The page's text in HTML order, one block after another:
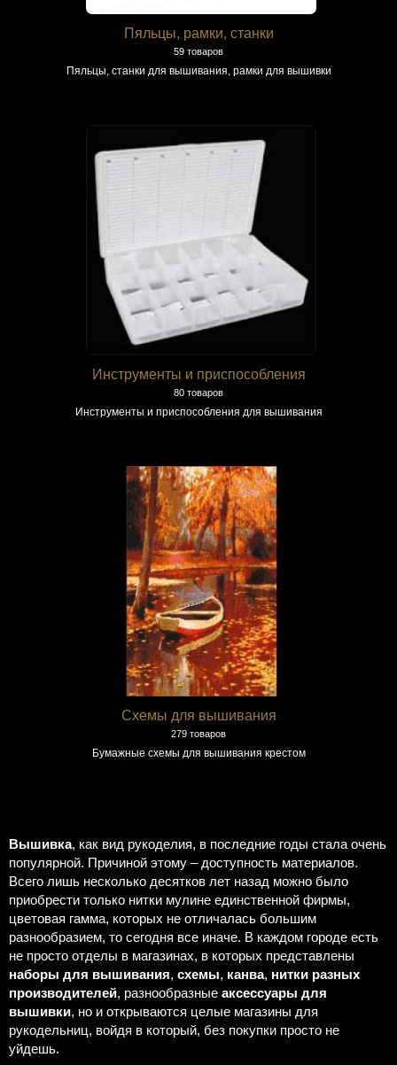
Пяльцы, рамки, станки
59 товаров
Пяльцы, станки для вышивания, рамки для вышивки
Инструменты и приспособления
80 товаров
Инструменты и приспособления для вышивания
Схемы для вышивания
279 товаров
Бумажные схемы для вышивания крестом
Вышивка, как вид рукоделия, в последние годы стала очень
популярной. Причиной этому – доступность материалов.
Всего лишь несколько десятков лет назад можно было
приобрести только нитки мулине единственной фирмы,
цветовая гамма, которых не отличалась большим
разнообразием, то сегодня все иначе. В каждом городе есть
не просто отделы в магазинах, в которых представлены
наборы для вышивания, схемы, канва, нитки разных
производителей, разнообразные аксессуары для
вышивки, но и открываются целые магазины для
рукодельниц, войдя в который, без покупки просто не
уйдешь.